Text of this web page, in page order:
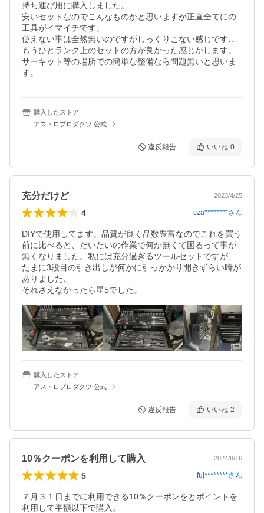
持ち運び用に購入しました。
安いセットなのでこんなものかと思いますが正直全てにの
工具がイマイチです。
使えない事は全然無いのですがしっくりこない感じです…
もうひとランク上のセットの方が良かった感じがします。
サーキット等の場所での簡単な整備なら問題無いと思いま
す。
購入したストア
アストロプロダクツ 公式
違反報告 いいね 0
充分だけど 2023/4/25
4 cza********さん
DIYで使用してます。品質が良く品数豊富なのでこれを買う
前に比べると、だいたいの作業で何か無くて困るって事が
無くなりました。私には充分過ぎるツールセットですが、
たまに3段目の引き出しが何かに引っかかり開きずらい時が
ありました。
それさえなかったら星5でした。
購入したストア
アストロプロダクツ 公式
違反報告 いいね 2
10％クーポンを利用して購入 2024/8/16
5 fuj********さん
７月３１日までに利用できる10％クーポンをとポイントを
利用して半額以下で購入。